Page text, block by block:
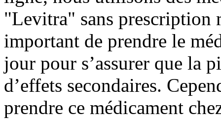
"Levitra" sans prescription
important de prendre le
jour pour s’assurer que la
d’effets secondaires.
prendre ce médicament